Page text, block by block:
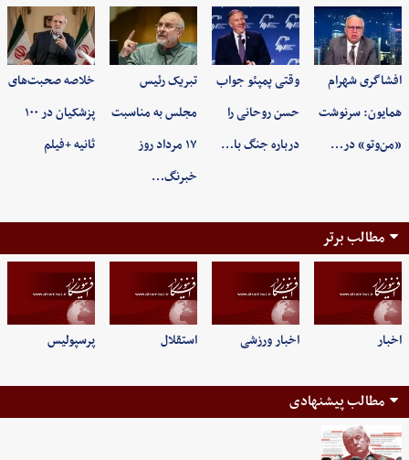
افشاگری شهرام
همایون: سرنوشت
«من‌وتو» در…
وقتی پمپئو جواب
حسن روحانی را
درباره جنگ با…
تبریک رئیس
مجلس به مناسبت
۱۷ مرداد روز
خبرنگ…
خلاصه صحبت‌های
پزشکیان در ۱۰۰
ثانیه +فیلم
مطالب برتر
اخبار اخبار ورزشی استقلال پرسپولیس
مطالب پیشنهادی